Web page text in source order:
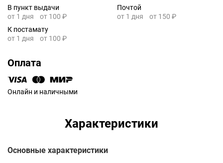
В пункт выдачи
от 1 дня
от 100 ₽
Почтой
от 1 дня
от 150 ₽
К постамату
от 1 дня
от 100 ₽
Оплата
Онлайн и наличными
Характеристики
Основные характеристики